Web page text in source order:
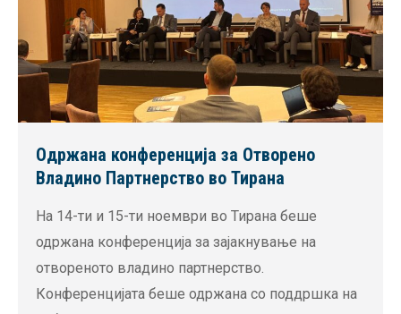
Одржана конференција за Отворено
Владино Партнерство во Тирана
На 14-ти и 15-ти ноември во Тирана беше
одржана конференција за зајакнување на
отвореното владино партнерство.
Конференцијата беше одржана со поддршка на